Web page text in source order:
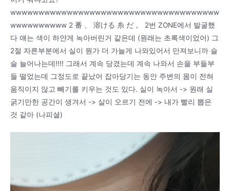
wwwwwwwwwwwwwwwwwwwwwwwwwwwwwwwwwwwww
wwwwwwwwww 2 番 、 溶ける 糸 だ 。 2번 ZONE에서 발굴했
다 얘는 색이 하얀게 녹아버린거 같은데 (원래는 초록색이었어) 그
2절 자른부분에서 실이 뭔가 더 가늘게 나와있어서 만져보니까 슬
슬 늘어나는데!!!! 그래서 계속 당겼는데 계속 나와서 손을 부들부
들 떨었는데 그정도로 끝났어 잡아당기는 동안 주변의 몸이 전혀
움직이지 않고 빼기를 키우는 것도 있다. 실이 녹아서 -> 원래 실
굵기만한 공간이 생겨서 -> 살이 오르기 전에 -> 내가 빨리 뽑은
것 같아 (나피셜)